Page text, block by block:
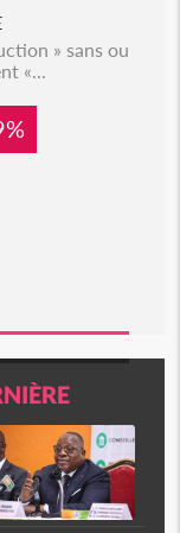
» sans ou
«...